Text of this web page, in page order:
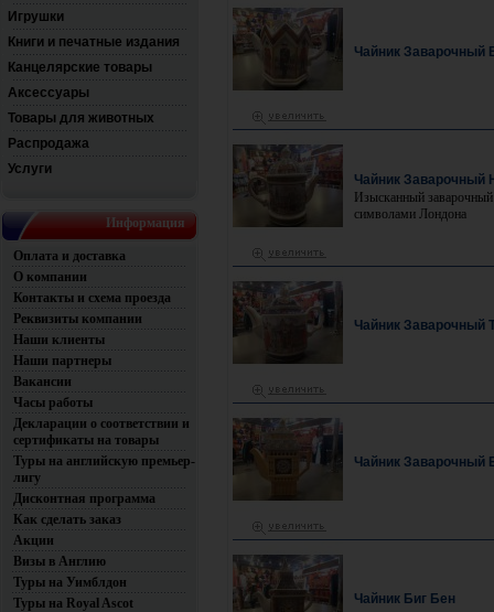
Игрушки
Книги и печатные издания
Канцелярские товары
Аксессуары
Товары для животных
Распродажа
Услуги
Информация
Оплата и доставка
О компании
Контакты и схема проезда
Реквизиты компании
Наши клиенты
Наши партнеры
Вакансии
Часы работы
Декларации о соответствии и
сертификаты на товары
Туры на английскую премьер-
лигу
Дисконтная программа
Как сделать заказ
Акции
Визы в Англию
Туры на Уимблдон
Туры на Royal Ascot
Чайник Заварочный
Чайник Заварочный
Изысканный
символами Лондона
Чайник Заварочный
Чайник Заварочный
Чайник Биг Бен